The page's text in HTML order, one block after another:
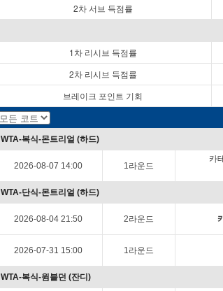
2차 서브 득점률
1차 리시브 득점률
2차 리시브 득점률
브레이크 포인트 기회
WTA-복식-몬트리얼 (하드)
2026-08-07 14:00 1라운드
카
WTA-단식-몬트리얼 (하드)
2026-08-04 21:50 2라운드
2026-07-31 15:00 1라운드
WTA-복식-윔블던 (잔디)